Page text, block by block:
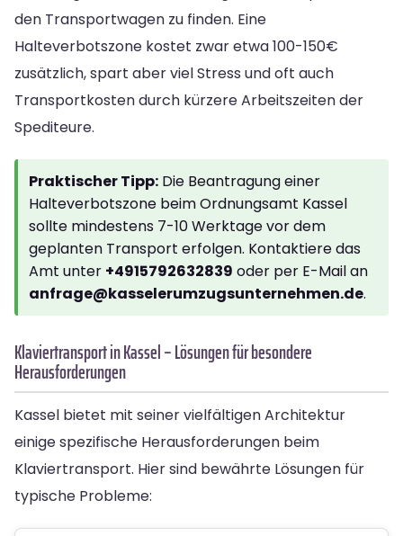
den Transportwagen zu finden. Eine
Halteverbotszone kostet zwar etwa 100-150€
zusätzlich, spart aber viel Stress und oft auch
Transportkosten durch kürzere Arbeitszeiten der
Spediteure.
Praktischer Tipp: Die Beantragung einer
Halteverbotszone beim Ordnungsamt Kassel
sollte mindestens 7-10 Werktage vor dem
geplanten Transport erfolgen. Kontaktiere das
Amt unter +4915792632839 oder per E-Mail an
anfrage@kasselerumzugsunternehmen.de.
Klaviertransport in Kassel – Lösungen für besondere
Herausforderungen
Kassel bietet mit seiner vielfältigen Architektur
einige spezifische Herausforderungen beim
Klaviertransport. Hier sind bewährte Lösungen für
typische Probleme: